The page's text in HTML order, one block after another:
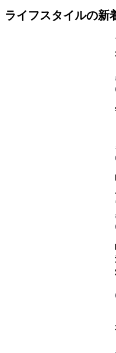
ライフスタイルの新